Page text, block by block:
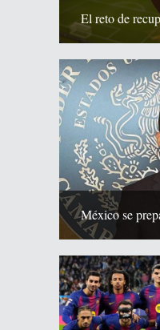
El reto de
México se